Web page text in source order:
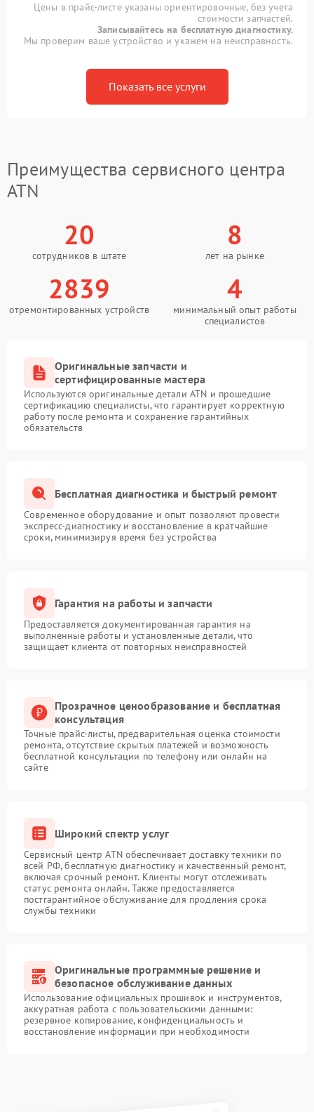
Цены в прайс-листе указаны ориентировочные, без учета
стоимости запчастей.
Записывайтесь на бесплатную диагностику.
Мы проверим ваше устройство и укажем на неисправность.
Показать все услуги
Преимущества сервисного центра
ATN
20
сотрудников в штате
8
лет на рынке
2839
отремонтированных устройств
4
минимальный опыт работы
специалистов
Оригинальные запчасти и
сертифицированные мастера
Используются оригинальные детали ATN и прошедшие
сертификацию специалисты, что гарантирует корректную
работу после ремонта и сохранение гарантийных
обязательств
Бесплатная диагностика и быстрый ремонт
Современное оборудование и опыт позволяют провести
экспресс-диагностику и восстановление в кратчайшие
сроки, минимизируя время без устройства
Гарантия на работы и запчасти
Предоставляется документированная гарантия на
выполненные работы и установленные детали, что
защищает клиента от повторных неисправностей
Прозрачное ценообразование и бесплатная
консультация
Точные прайс-листы, предварительная оценка стоимости
ремонта, отсутствие скрытых платежей и возможность
бесплатной консультации по телефону или онлайн на
сайте
Широкий спектр услуг
Сервисный центр ATN обеспечивает доставку техники по
всей РФ, бесплатную диагностику и качественный ремонт,
включая срочный ремонт. Клиенты могут отслеживать
статус ремонта онлайн. Также предоставляется
постгарантийное обслуживание для продления срока
службы техники
Оригинальные программные решение и
безопасное обслуживание данных
Использование официальных прошивок и инструментов,
аккуратная работа с пользовательскими данными:
резервное копирование, конфиденциальность и
восстановление информации при необходимости